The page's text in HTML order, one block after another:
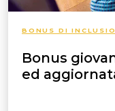
BONUS DI
Bonus
ed